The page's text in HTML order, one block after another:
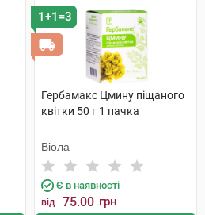
1+1=3
Гербамакс Цмину піщаного
квітки 50 г 1 пачка
Віола
Є в наявності
від 75.00 грн